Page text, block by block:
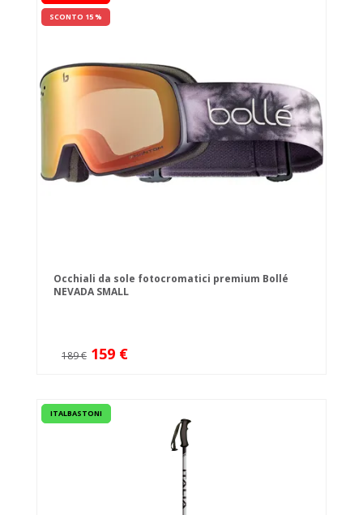
SCONTO 15 %
Occhiali da sole fotocromatici premium Bollé
NEVADA SMALL
189 € 159 €
ITALBASTONI